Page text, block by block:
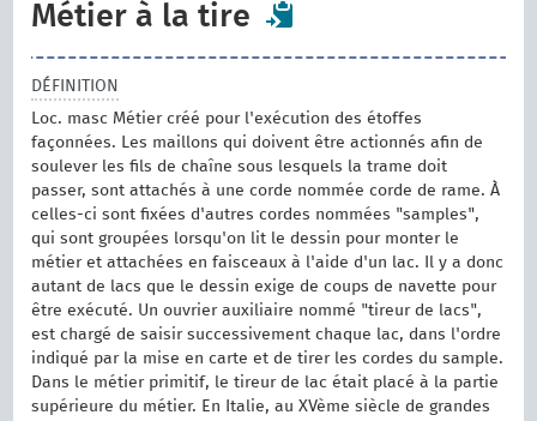
Métier à la tire
DÉFINITION
Loc. masc Métier créé pour l'exécution des étoffes
façonnées. Les maillons qui doivent être actionnés afin de
soulever les fils de chaîne sous lesquels la trame doit
passer, sont attachés à une corde nommée corde de rame. À
celles-ci sont fixées d'autres cordes nommées "samples",
qui sont groupées lorsqu'on lit le dessin pour monter le
métier et attachées en faisceaux à l'aide d'un lac. Il y a donc
autant de lacs que le dessin exige de coups de navette pour
être exécuté. Un ouvrier auxiliaire nommé "tireur de lacs",
est chargé de saisir successivement chaque lac, dans l'ordre
indiqué par la mise en carte et de tirer les cordes du sample.
Dans le métier primitif, le tireur de lac était placé à la partie
supérieure du métier. En Italie, au XVème siècle de grandes